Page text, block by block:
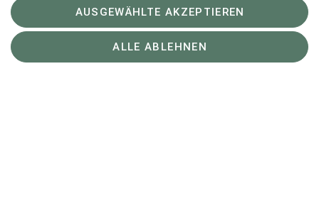
AUSGEWÄHLTE AKZEPTIEREN
ALLE ABLEHNEN